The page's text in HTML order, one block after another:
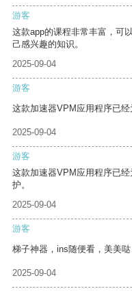
游客
这款app的课程非常丰富，可
己感兴趣的知识。
2025-09-04
游客
这款加速器VPM应用程序已经
2025-09-04
游客
这款加速器VPM应用程序已
护。
2025-09-04
游客
梯子神器，ins随便看，美美哒
2025-09-04